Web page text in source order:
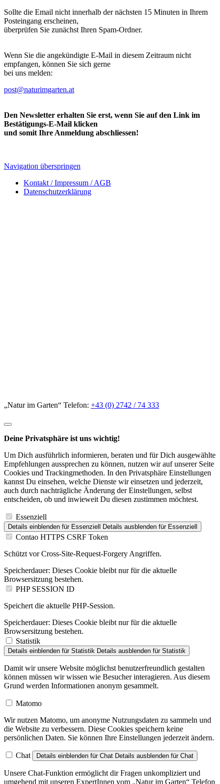
Sollte die Email nicht innerhalb der nächsten 15 Minuten in Ihrem
Posteingang erscheinen,
überprüfen Sie zunächst Ihren Spam-Ordner.
Wenn Sie die angekündigte E-Mail in diesem Zeitraum nicht
empfangen, können Sie sich gerne
bei uns melden:
post@naturimgarten.at
Den Newsletter erhalten Sie erst, wenn Sie auf den Link im
Bestätigungs-E-Mail klicken
und somit Ihre Anmeldung abschliessen!
Navigation überspringen
Kontakt / Impressum / AGB
Datenschutzerklärung
„Natur im Garten“ Telefon: +43 (0) 2742 / 74 333
Deine Privatsphäre ist uns wichtig!
Um Dich ausführlich informieren, beraten und für Dich ausgewählte
Empfehlungen aussprechen zu können, nutzen wir auf unserer Seite
Cookies und Trackingmethoden. In den Privatsphäre Einstellungen
kannst Du einsehen, welche Dienste wir einsetzen und jederzeit,
auch durch nachträgliche Änderung der Einstellungen, selbst
entscheiden, ob und inwieweit Du diesen zustimmen möchtest.
Essenziell
Details einblenden für Essenziell Details ausblenden für Essenziell
Contao HTTPS CSRF Token
Schützt vor Cross-Site-Request-Forgery Angriffen.
Speicherdauer: Dieses Cookie bleibt nur für die aktuelle
Browsersitzung bestehen.
PHP SESSION ID
Speichert die aktuelle PHP-Session.
Speicherdauer: Dieses Cookie bleibt nur für die aktuelle
Browsersitzung bestehen.
Statistik
Details einblenden für Statistik Details ausblenden für Statistik
Damit wir unsere Website möglichst benutzerfreundlich gestalten
können müssen wir wissen wie Besucher interagieren. Aus diesem
Grund werden Informationen anonym gesammelt.
Matomo
Wir nutzen Matomo, um anonyme Nutzungsdaten zu sammeln und
die Website zu verbessern. Diese Cookies speichern keine
persönlichen Daten. Sie können Ihre Einstellungen jederzeit ändern.
Chat Details einblenden für Chat Details ausblenden für Chat
Unsere Chat-Funktion ermöglicht dir Fragen unkompliziert und
umgehend mit unseren ExpertInnen vom „Natur im Garten“ Telefon